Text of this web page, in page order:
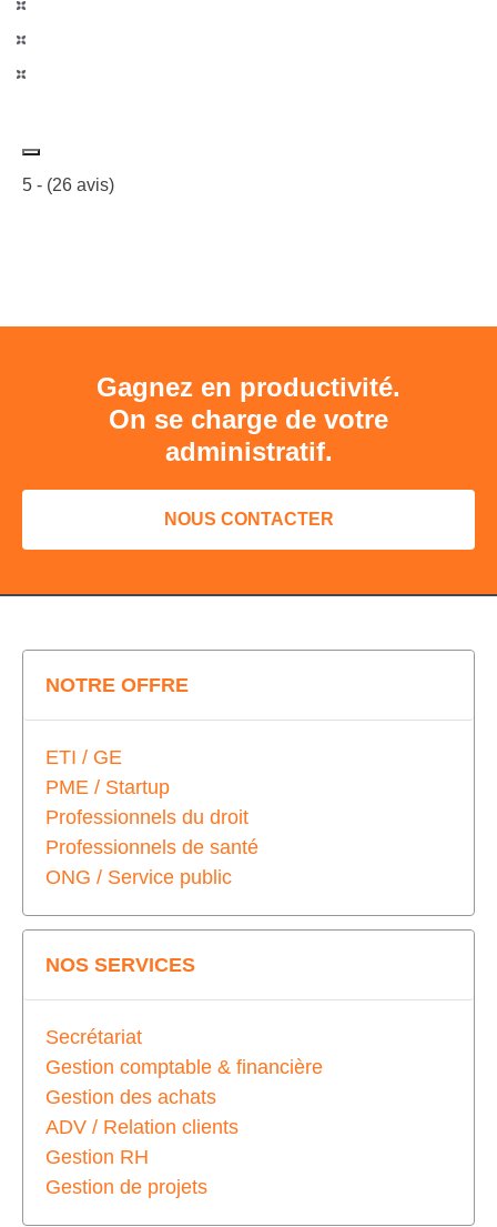
5 - (26 avis)
Gagnez en productivité.
On se charge de votre
administratif.
NOUS CONTACTER
NOTRE OFFRE
ETI / GE
PME / Startup
Professionnels du droit
Professionnels de santé
ONG / Service public
NOS SERVICES
Secrétariat
Gestion comptable & financière
Gestion des achats
ADV / Relation clients
Gestion RH
Gestion de projets